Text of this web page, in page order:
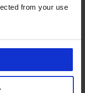
from your use